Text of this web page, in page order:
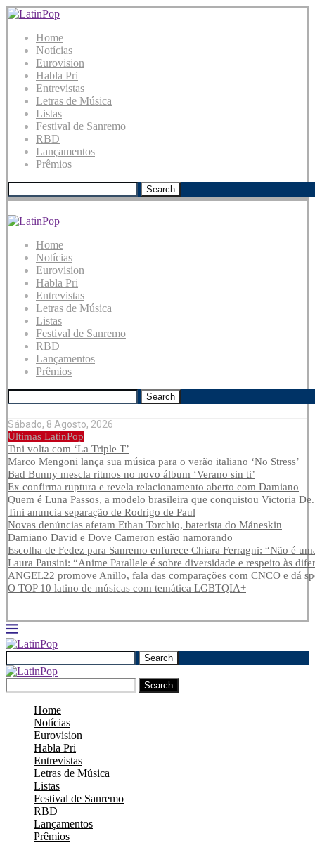
Home
Notícias
Eurovision
Habla Pri
Entrevistas
Letras de Música
Listas
Festival de Sanremo
RBD
Lançamentos
Prêmios
Search
Home
Notícias
Eurovision
Habla Pri
Entrevistas
Letras de Música
Listas
Festival de Sanremo
RBD
Lançamentos
Prêmios
Search
Sábado, 8 Agosto, 2026
Últimas LatinPop
Tini volta com ‘La Triple T’
Marco Mengoni lança sua música para o verão italiano ‘No Stress’
Bad Bunny mescla ritmos no novo álbum ‘Verano sin ti’
Ex confirma ruptura e revela relacionamento aberto com Damiano
Quem é Luna Passos, a modelo brasileira que conquistou Victoria
Tini anuncia separação de Rodrigo de Paul
Novas denúncias afetam Ethan Torchio, baterista do Måneskin
Damiano David e Dove Cameron estão namorando
Escolha de Fedez para Sanremo enfurece Chiara Ferragni: “Não é
Laura Pausini: “Anime Parallele é sobre diversidade e respeito às
ANGEL22 promove Anillo, fala das comparações com CNCO e dá
O TOP 10 latino de músicas com temática LGBTQIA+
Search
Search
Home
Notícias
Eurovision
Habla Pri
Entrevistas
Letras de Música
Listas
Festival de Sanremo
RBD
Lançamentos
Prêmios